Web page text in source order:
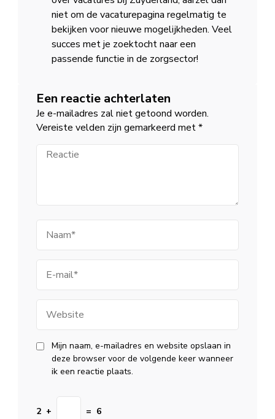
niet om de vacaturepagina regelmatig te
bekijken voor nieuwe mogelijkheden. Veel
succes met je zoektocht naar een
passende functie in de zorgsector!
Een reactie achterlaten
Je e-mailadres zal niet getoond worden.
Vereiste velden zijn gemarkeerd met*
Reactie
mail
Mijn naam, e-mailadres en website opslaan in
deze browser voor de volgende keer wanneer
ik een reactie plaats.
2 + = 6